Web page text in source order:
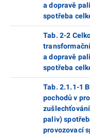
a dopravě
spotřeba
Tab. 2-2
a dopravě
spotřeba
Tab. 2.1.1-1
pochodů v
paliv)
provozovací